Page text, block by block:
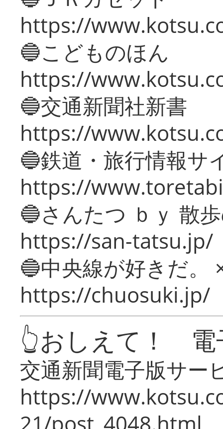
https://
🔵こどものほん
https://
🔵交通新聞社新書
https://
🔵鉄道・旅行情報サ
https://
🔵さんたつ ｂｙ 散
https://san-tatsu.jp/
🔵中央線が好きだ。
https://chuosuki.jp/
👆おしえて！ 電
交通新聞電子版サー
https://